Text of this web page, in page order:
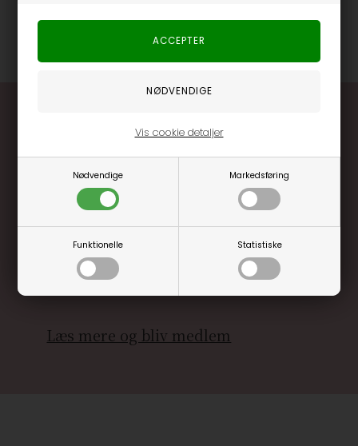
Nødvendige Markedsføring
Funktionelle Statistiske
Vis cookie detaljer
Optjen 3% i bonuskroner når du handler
Brug dine point allerede på næste køb
Læs mere og bliv medlem